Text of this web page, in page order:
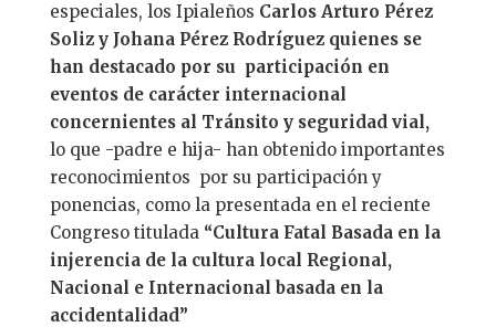
especiales, los Ipialeños Carlos Arturo Pérez
Soliz y Johana Pérez Rodríguez quienes se
han destacado por su participación en
eventos de carácter internacional
concernientes al Tránsito y seguridad vial,
lo que -padre e hija- han obtenido importantes
reconocimientos por su participación y
ponencias, como la presentada en el reciente
Congreso titulada “Cultura Fatal Basada en la
injerencia de la cultura local Regional,
Nacional e Internacional basada en la
accidentalidad”